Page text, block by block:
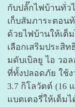
กับปลั๊กไฟบ้านทั่ว
เก็บสัมภาระตอน
ด้วยไฟบ้านให้เต็
เลือกเสริมประสิ
มดับเบิลยู ไอ วอล
ที่ทั้งปลอดภัย ใช้ง
3.7 กิโลวัตต์ (16
แบตเตอรี่ให้เต็มไ